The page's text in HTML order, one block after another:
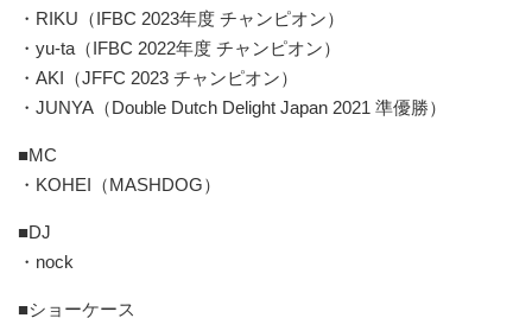
・RIKU（IFBC 2023年度 チャンピオン）
・yu-ta（IFBC 2022年度 チャンピオン）
・AKI（JFFC 2023 チャンピオン）
・JUNYA（Double Dutch Delight Japan 2021 準優勝）
■MC
・KOHEI（MASHDOG）
■DJ
・nock
■ショーケース